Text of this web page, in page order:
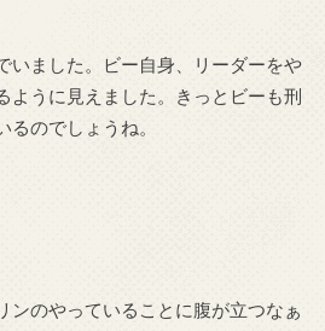
いました。ビー自身、リーダーをや
ように見えました。きっとビーも刑
のでしょうね。
ンのやっていることに腹が立つなぁ